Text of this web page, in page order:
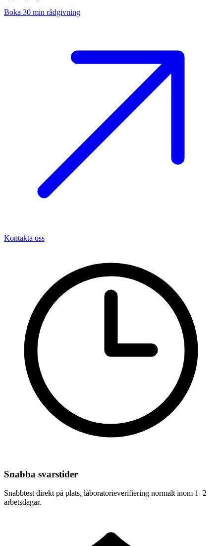
Boka 30 min rådgivning
Kontakta oss
Snabba svarstider
Snabbtest direkt på plats, laboratorieverifiering normalt inom 1–2
arbetsdagar.